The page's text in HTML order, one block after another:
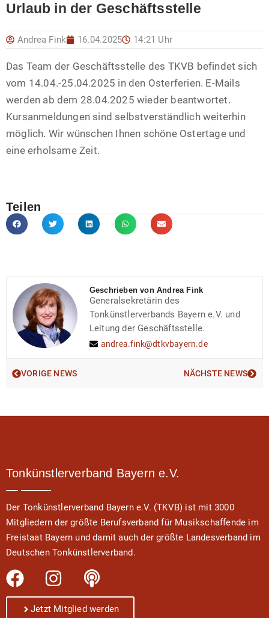
Urlaub in der Geschäftsstelle
Andrea Fink 16.04.2025 14:21 Uhr
Das Team der Geschäftsstelle des TKVB befindet sich
vom 14.04.-25.04.2025 in den Osterferien. E-Mails
werden ab dem 28.04.2025 wieder beantwortet.
Kursanmeldungen sind selbstverständlich weiterhin
möglich. Wir wünschen Ihnen schöne Ostertage und
eine erholsame Zeit.
Teilen
Geschrieben von Andrea Fink
Generalsekretärin des
Tonkünstlerverbands Bayern e.V. und
Leitung der Geschäftsstelle.
andrea.fink@dtkvbayern.de
VORIGE NEWS NÄCHSTE NEWS
Tonkünstlerverband Bayern e.V.
Der Tonkünstlerverband Bayern e.V. (TKVB) ist mit 3000
Mitgliedern der größte Berufsverband für Musikschaffende im
Freistaat Bayern und damit auch der größte Landesverband im
Deutschen Tonkünstlerverband.
Jetzt Mitglied werden